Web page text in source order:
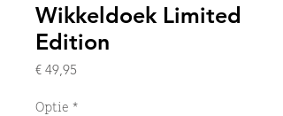
Wikkeldoek Limited
Edition
€ 49,95
Optie *